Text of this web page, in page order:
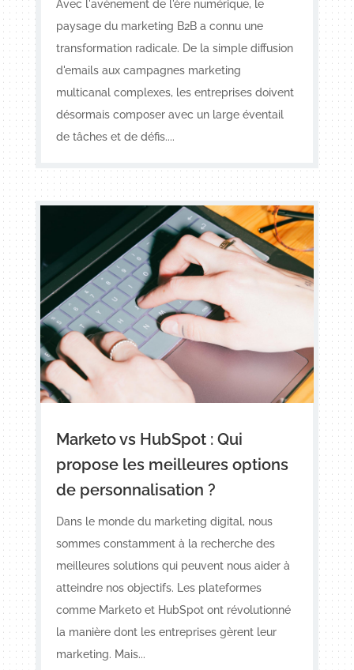
Avec l'avènement de l'ère numérique, le
paysage du marketing B2B a connu une
transformation radicale. De la simple diffusion
d'emails aux campagnes marketing
multicanal complexes, les entreprises doivent
désormais composer avec un large éventail
de tâches et de défis....
Marketo vs HubSpot : Qui
propose les meilleures options
de personnalisation ?
Dans le monde du marketing digital, nous
sommes constamment à la recherche des
meilleures solutions qui peuvent nous aider à
atteindre nos objectifs. Les plateformes
comme Marketo et HubSpot ont révolutionné
la manière dont les entreprises gèrent leur
marketing. Mais...